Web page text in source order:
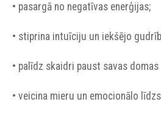
• pasargā no negatīvas enerģijas;
• stiprina intuīciju un iekšējo
• palīdz skaidri paust savas
• veicina mieru un emocionālo